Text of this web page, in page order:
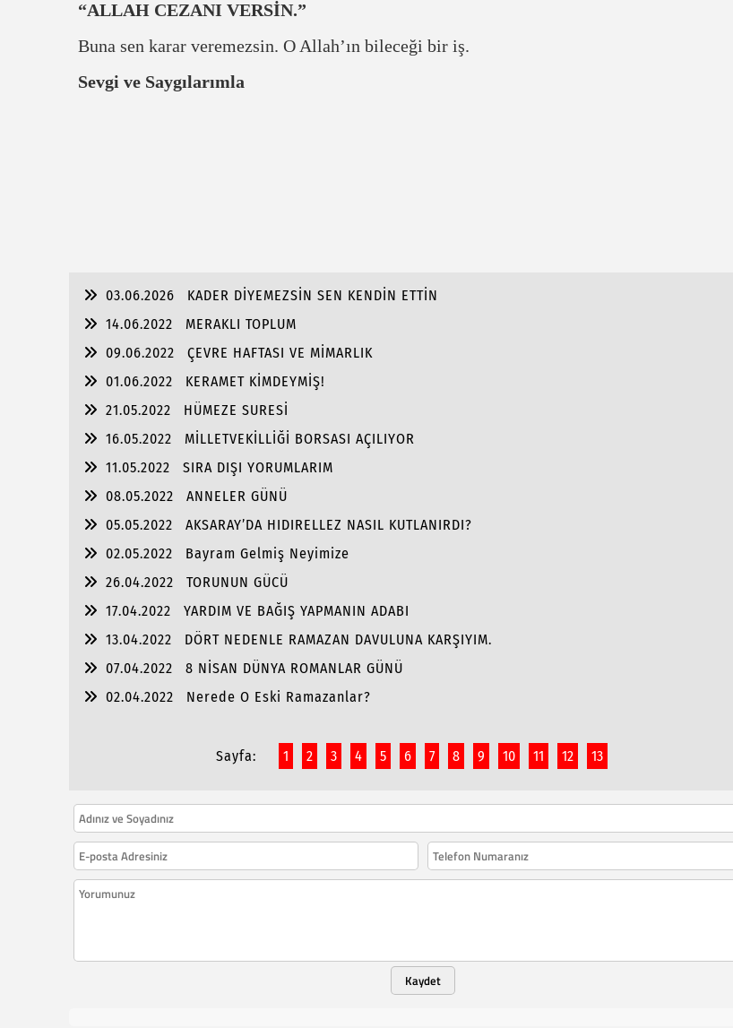
“ALLAH CEZANI VERSİN.”
Buna sen karar veremezsin. O Allah’ın bileceği bir iş.
Sevgi ve Saygılarımla
03.06.2026
KADER DİYEMEZSİN SEN KENDİN ETTİN
14.06.2022
MERAKLI TOPLUM
09.06.2022
ÇEVRE HAFTASI VE MİMARLIK
01.06.2022
KERAMET KİMDEYMİŞ!
21.05.2022
HÜMEZE SURESİ
16.05.2022
MİLLETVEKİLLİĞİ BORSASI AÇILIYOR
11.05.2022
SIRA DIŞI YORUMLARIM
08.05.2022
ANNELER GÜNÜ
05.05.2022
AKSARAY’DA HIDIRELLEZ NASIL KUTLANIRDI?
02.05.2022
Bayram Gelmiş Neyimize
26.04.2022
TORUNUN GÜCÜ
17.04.2022
YARDIM VE BAĞIŞ YAPMANIN ADABI
13.04.2022
DÖRT NEDENLE RAMAZAN DAVULUNA KARŞIYIM.
07.04.2022
8 NİSAN DÜNYA ROMANLAR GÜNÜ
02.04.2022
Nerede O Eski Ramazanlar?
Sayfa: 1 2 3 4 5 6 7 8 9 10 11 12 13
Kaydet